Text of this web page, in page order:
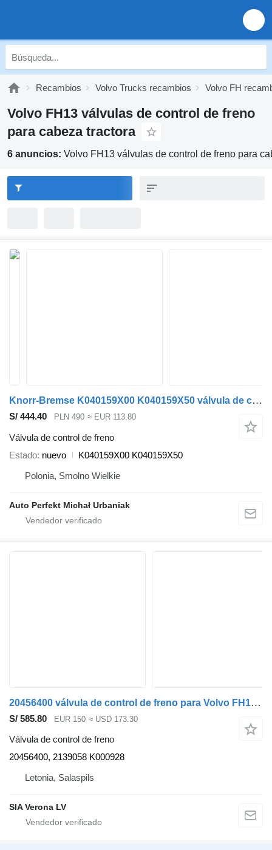
Recambios Volvo Trucks recambios Volvo FH
Volvo FH13 válvulas de control de freno
para cabeza tractora
6 anuncios: Volvo FH13 válvulas de control de freno para
Knorr-Bremse K040159X00 K040159X50 válvula de control de freno para Volvo FH12 FH13 cabeza tractora
S/ 444.40 PLN 490 ≈ EUR 113.80
Válvula de control de freno
Estado nuevo
K040159X00 K040159X50
Polonia, Smolno Wielkie
Auto Perfekt Michał Urbaniak
20456400 válvula de control de freno para Volvo FH13 cabeza tractora
S/ 585.80 EUR 150 ≈ USD 173.30
Válvula de control de freno
20456400, 2139058 K000928
Letonia, Salaspils
SIA Verona LV